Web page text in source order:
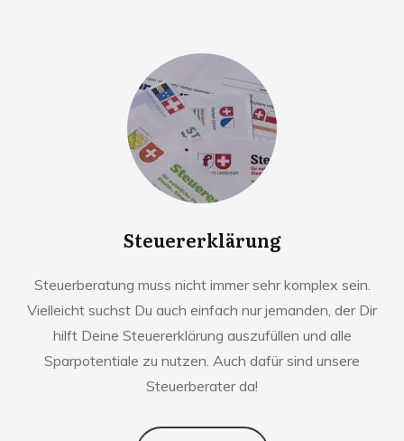
Steuererklärung
Steuerberatung muss nicht immer sehr komplex sein.
Vielleicht suchst Du auch einfach nur jemanden, der Dir
hilft Deine Steuererklärung auszufüllen und alle
Sparpotentiale zu nutzen. Auch dafür sind unsere
Steuerberater da!